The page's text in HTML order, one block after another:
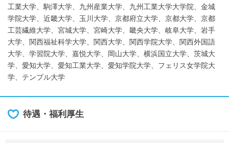
工業大学、駒澤大学、九州産業大学、九州工業大学大学院、金城
学院大学、近畿大学、玉川大学、京都府立大学、京都大学、京都
工芸繊維大学、宮城大学、宮崎大学、畿央大学、岐阜大学、岩手
大学、関西福祉科学大学、関西大学、関西学院大学、関西外国語
大学、学習院大学、嘉悦大学、岡山大学、横浜国立大学、茨城大
学、愛知大学、愛知工業大学、愛知学院大学、フェリス女学院大
学、テンプル大学
待遇・福利厚生